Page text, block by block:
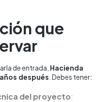
que
de entrada, Hacienda
después . Debes tener:
del proyecto: